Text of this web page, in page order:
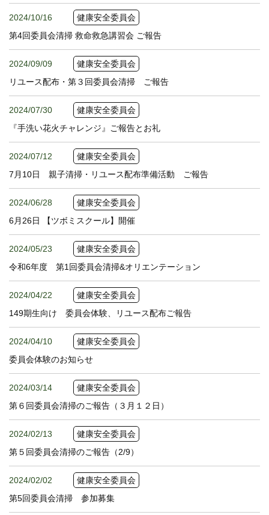
2024/10/16
健康安全委員会
第4回委員会清掃 救命救急講習会 ご報告
2024/09/09
健康安全委員会
リユース配布・第３回委員会清掃 ご報告
2024/07/30
健康安全委員会
『手洗い花火チャレンジ』ご報告とお礼
2024/07/12
健康安全委員会
7月10日 親子清掃・リユース配布準備活動 ご報告
2024/06/28
健康安全委員会
6月26日 【ツボミスクール】開催
2024/05/23
健康安全委員会
令和6年度 第1回委員会清掃&オリエンテーション
2024/04/22
健康安全委員会
149期生向け 委員会体験、リユース配布ご報告
2024/04/10
健康安全委員会
委員会体験のお知らせ
2024/03/14
健康安全委員会
第６回委員会清掃のご報告（３月１２日）
2024/02/13
健康安全委員会
第５回委員会清掃のご報告（2/9）
2024/02/02
健康安全委員会
第5回委員会清掃 参加募集